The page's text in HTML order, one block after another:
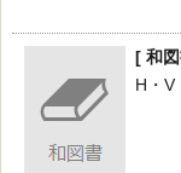
[ 和
H・V